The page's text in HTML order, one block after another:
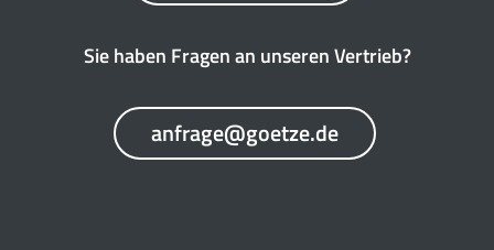
Sie haben Fragen an unseren Vertrieb?
anfrage@goetze.de